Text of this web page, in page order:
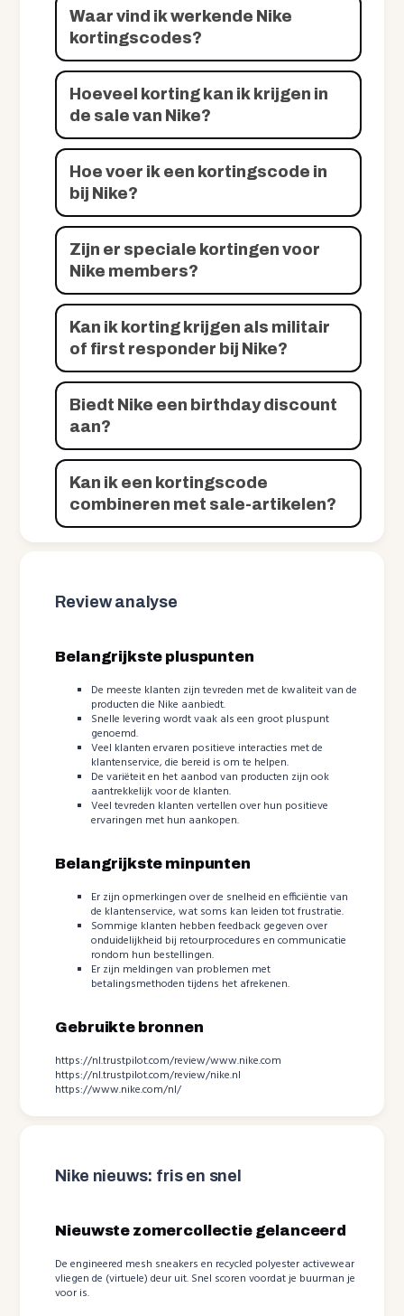
Waar vind ik werkende Nike
kortingscodes?
Hoeveel korting kan ik krijgen in
de sale van Nike?
Hoe voer ik een kortingscode in
bij Nike?
Zijn er speciale kortingen voor
Nike members?
Kan ik korting krijgen als militair
of first responder bij Nike?
Biedt Nike een birthday discount
aan?
Kan ik een kortingscode
combineren met sale-artikelen?
Review analyse
Belangrijkste pluspunten
De meeste klanten zijn tevreden met de kwaliteit van de
producten die Nike aanbiedt.
Snelle levering wordt vaak als een groot pluspunt
genoemd.
Veel klanten ervaren positieve interacties met de
klantenservice, die bereid is om te helpen.
De variëteit en het aanbod van producten zijn ook
aantrekkelijk voor de klanten.
Veel tevreden klanten vertellen over hun positieve
ervaringen met hun aankopen.
Belangrijkste minpunten
Er zijn opmerkingen over de snelheid en efficiëntie van
de klantenservice, wat soms kan leiden tot frustratie.
Sommige klanten hebben feedback gegeven over
onduidelijkheid bij retourprocedures en communicatie
rondom hun bestellingen.
Er zijn meldingen van problemen met
betalingsmethoden tijdens het afrekenen.
Gebruikte bronnen
https://nl.trustpilot.com/review/www.nike.com
https://nl.trustpilot.com/review/nike.nl
https://www.nike.com/nl/
Nike nieuws: fris en snel
Nieuwste zomercollectie gelanceerd
De engineered mesh sneakers en recycled polyester activewear
vliegen de (virtuele) deur uit. Snel scoren voordat je buurman je
voor is.